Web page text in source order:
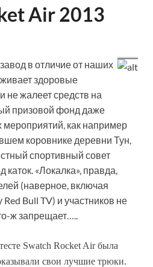
Air 2013
в отличие от наших
здоровые
не жалеет средств на
призовой фонд даже
как например
коровнике деревни Тун,
спортивный совет
каток. «Локалка», правда,
(наверное, включая
Bull TV) и участников не
ж запрещает…..
Swatch Rocket Air была
свои лучшие трюки.